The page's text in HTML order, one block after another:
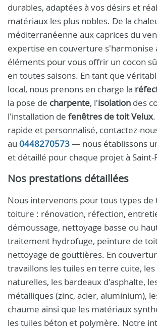
durables, adaptées à vos désirs et
matériaux les plus nobles. De la
méditerranéenne aux caprices du
expertise en couverture s'harmonise
éléments pour vous offrir un cocon
en toutes saisons. En tant que
local, nous prenons en charge la
la pose de charpente, l'isolation des
l'installation de fenêtres de toit Velux
rapide et personnalisé, contactez-
au 0448270573— nous établissons
et détaillé pour chaque projet à Saint-
Nos prestations détaillées
Nous intervenons pour tous types de
toiture : rénovation, réfection,
démoussage, nettoyage basse ou
traitement hydrofuge, peinture de
nettoyage de gouttières. En
travaillons les tuiles en terre cuite,
naturelles, les bardeaux d'asphalte,
métalliques (zinc, acier, aluminium),
chaume ainsi que les matériaux
les tuiles béton et polymère. Notre